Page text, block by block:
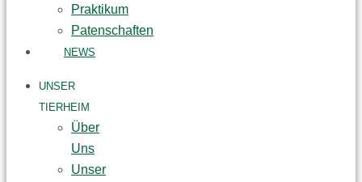
Praktikum
Patenschaften
NEWS
UNSER
TIERHEIM
Über
Uns
Unser